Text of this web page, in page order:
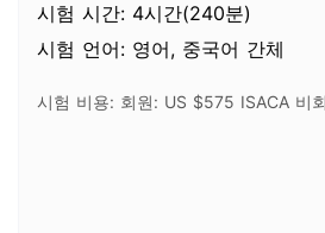
시험 시간: 4시간(240분)
시험 언어: 영어, 중국어 간체
시험 비용: 회원: US $575 ISACA 비